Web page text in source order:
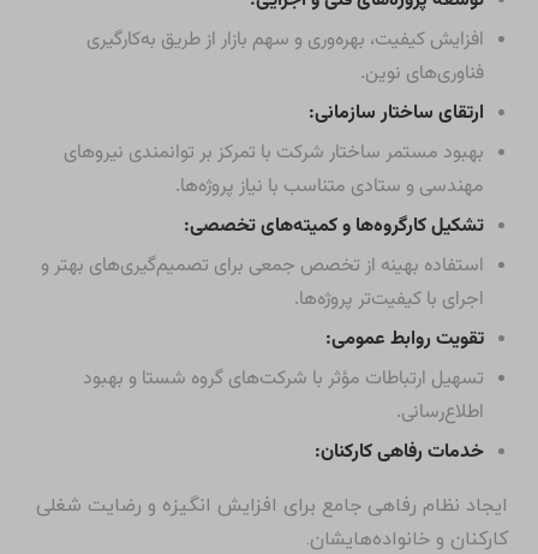
افزایش کیفیت، بهره‌وری و سهم بازار از طریق به‌کارگیری
فناوری‌های نوین.
ارتقای ساختار سازمانی:
بهبود مستمر ساختار شرکت با تمرکز بر توانمندی نیروهای
مهندسی و ستادی متناسب با نیاز پروژه‌ها.
تشکیل کارگروه‌ها و کمیته‌های تخصصی:
استفاده بهینه از تخصص جمعی برای تصمیم‌گیری‌های بهتر و
اجرای با کیفیت‌تر پروژه‌ها.
تقویت روابط عمومی:
تسهیل ارتباطات مؤثر با شرکت‌های گروه شستا و بهبود
اطلاع‌رسانی.
خدمات رفاهی کارکنان:
ایجاد نظام رفاهی جامع برای افزایش انگیزه و رضایت شغلی
کارکنان و خانواده‌هایشان.